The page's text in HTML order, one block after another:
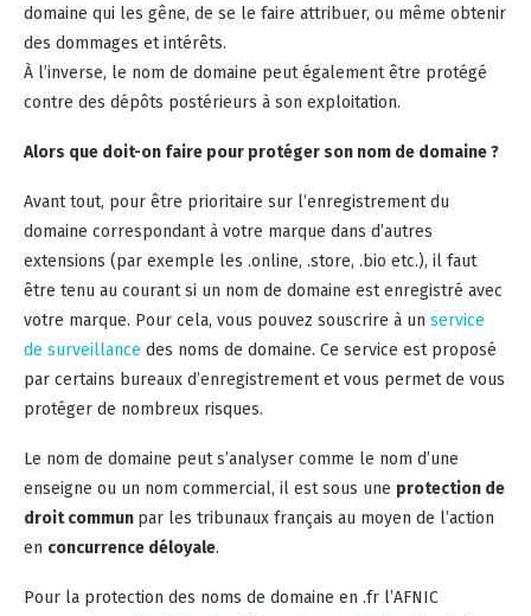
domaine qui les gêne, de se le faire attribuer, ou même obtenir
des dommages et intérêts.
À l’inverse, le nom de domaine peut également être protégé
contre des dépôts postérieurs à son exploitation.
Alors que doit-on faire pour protéger son nom de domaine ?
Avant tout, pour être prioritaire sur l’enregistrement du
domaine correspondant à votre marque dans d’autres
extensions (par exemple les .online, .store, .bio etc.), il faut
être tenu au courant si un nom de domaine est enregistré avec
votre marque. Pour cela, vous pouvez souscrire à un service
de surveillance des noms de domaine. Ce service est proposé
par certains bureaux d’enregistrement et vous permet de vous
protéger de nombreux risques.
Le nom de domaine peut s’analyser comme le nom d’une
enseigne ou un nom commercial, il est sous une protection de
droit commun par les tribunaux français au moyen de l’action
en concurrence déloyale.
Pour la protection des noms de domaine en .fr l’AFNIC